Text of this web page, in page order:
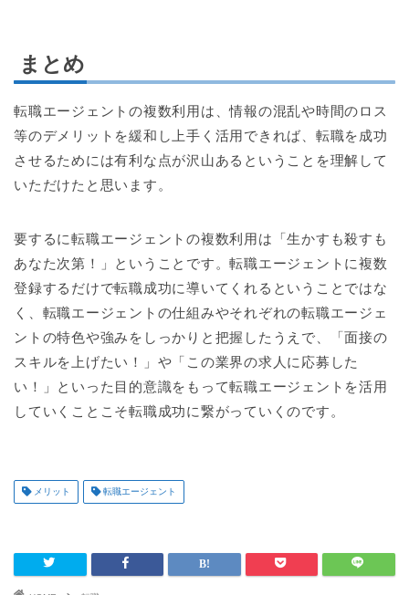
まとめ
転職エージェントの複数利用は、情報の混乱や時間のロス
等のデメリットを緩和し上手く活用できれば、転職を成功
させるためには有利な点が沢山あるということを理解して
いただけたと思います。
要するに転職エージェントの複数利用は「生かすも殺すも
あなた次第！」ということです。転職エージェントに複数
登録するだけで転職成功に導いてくれるということではな
く、転職エージェントの仕組みやそれぞれの転職エージェ
ントの特色や強みをしっかりと把握したうえで、「面接の
スキルを上げたい！」や「この業界の求人に応募した
い！」といった目的意識をもって転職エージェントを活用
していくことこそ転職成功に繋がっていくのです。
メリット 転職エージェント